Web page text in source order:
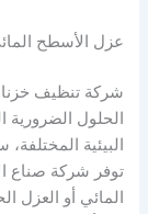
عزل الأسطح
شركة تنظيف
الحلول
البيئية
توفر شركة صناع
المائي أو العزل